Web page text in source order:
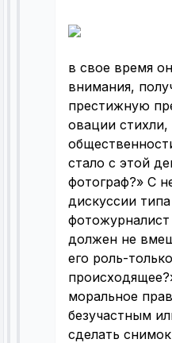
в свое время
внимания,
престижную
овации
стало с этой
фотограф?» С
дискуссии
должен не
его роль-
моральное
безучастным
сделать